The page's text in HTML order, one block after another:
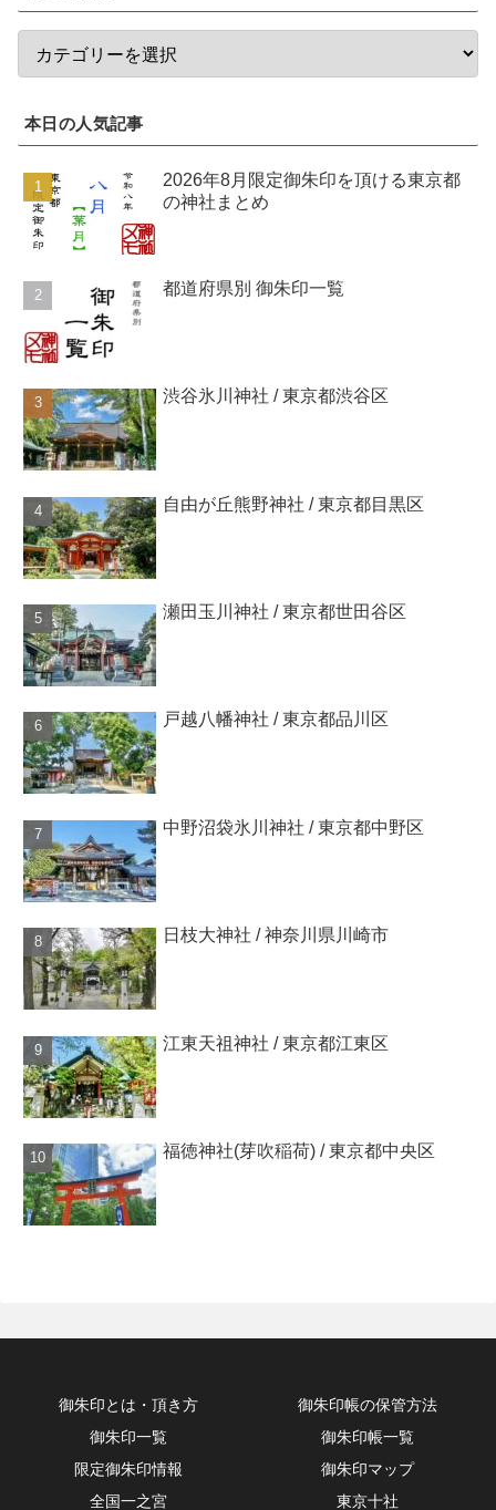
本日の人気記事
2026年8月限定御朱印を頂ける東京都
の神社まとめ
都道府県別 御朱印一覧
渋谷氷川神社 / 東京都渋谷区
自由が丘熊野神社 / 東京都目黒区
瀬田玉川神社 / 東京都世田谷区
戸越八幡神社 / 東京都品川区
中野沼袋氷川神社 / 東京都中野区
日枝大神社 / 神奈川県川崎市
江東天祖神社 / 東京都江東区
福徳神社(芽吹稲荷) / 東京都中央区
御朱印とは・頂き方
御朱印帳の保管方法
御朱印一覧
御朱印帳一覧
限定御朱印情報
御朱印マップ
全国一之宮
東京十社